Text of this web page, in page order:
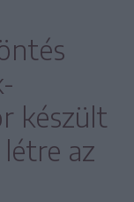
készült
az